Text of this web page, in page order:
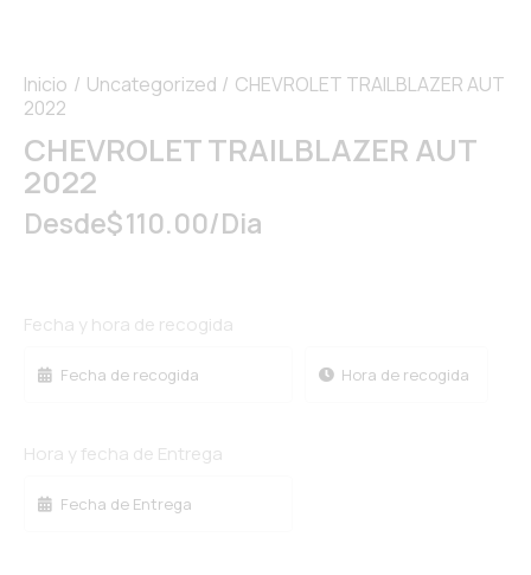
Inicio Uncategorized
CHEVROLET TRAILBLAZER AUT
2022
CHEVROLET TRAILBLAZER AUT
2022
Desde$110.00/Dia
Fecha y hora de recogida
Hora y fecha de Entrega